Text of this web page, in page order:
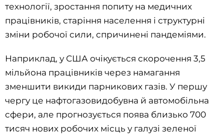
технології, зростання попиту на медичних
працівників, старіння населення і структурні
зміни робочої сили, спричинені пандеміями.
Наприклад, у США очікується скорочення 3,5
мільйона працівників через намагання
зменшити викиди парникових газів. У першу
чергу це нафтогазовидобувна й автомобільна
сфери, але прогнозується поява близько 700
тисяч нових робочих місць у галузі зеленої